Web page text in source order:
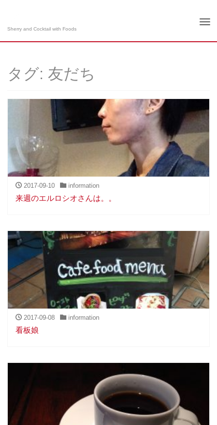
Sherry and Cocktail with Foods
タグ: 友だち
2017-09-10 information
来週のエルロシオさんは。。
2017-09-08 information
看板娘